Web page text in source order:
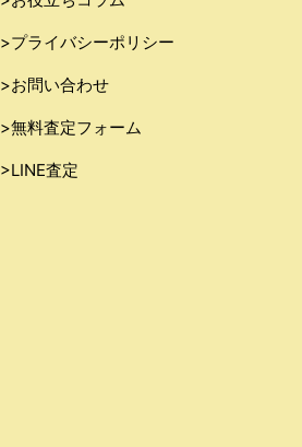
>プライバシーポリシー
>お問い合わせ
>無料査定フォーム
>LINE査定